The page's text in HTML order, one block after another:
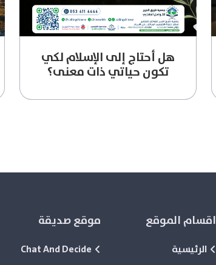
هل أحتاج إلى الإسلام لكي
تكون حياتي ذات معنى؟
اقسام الموقع
الرئيسية
موقع صديقة
Chat And Decide